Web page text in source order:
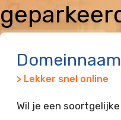
> Lekker snel online
Wil je een soortgelijke